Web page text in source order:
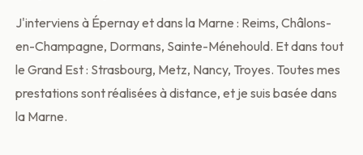
J'interviens à Épernay et dans la Marne : Reims, Châlons-
en-Champagne, Dormans, Sainte-Ménehould. Et dans tout
le Grand Est : Strasbourg, Metz, Nancy, Troyes. Toutes mes
prestations sont réalisées à distance, et je suis basée dans
la Marne.